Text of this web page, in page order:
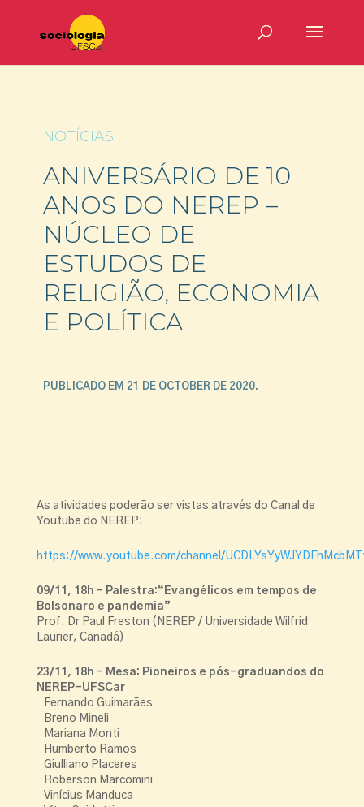
NOTÍCIAS
ANIVERSÁRIO DE 10
ANOS DO NEREP –
NÚCLEO DE
ESTUDOS DE
RELIGIÃO, ECONOMIA
E POLÍTICA
PUBLICADO EM 21 DE OCTOBER DE 2020.
As atividades poderão ser vistas através do Canal de
Youtube do NEREP:
https://www.youtube.com/channel/
09/11, 18h – Palestra:“Evangélicos em tempos de
Bolsonaro e pandemia”
Prof. Dr Paul Freston (NEREP / Universidade Wilfrid
Laurier, Canadá)
23/11, 18h – Mesa: Pioneiros e pós-graduandos do
NEREP-UFSCar
Fernando Guimarães
Breno Mineli
Mariana Monti
Humberto Ramos
Giulliano Placeres
Roberson Marcomini
Vinícius Manduca